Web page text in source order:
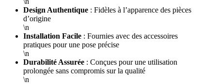
Design Authentique : Fidèles à l’apparence des pièces
d’origine
\n
Installation Facile : Fournies avec des accessoires
pratiques pour une pose précise
\n
Durabilité Assurée : Conçues pour une utilisation
prolongée sans compromis sur la qualité
\n